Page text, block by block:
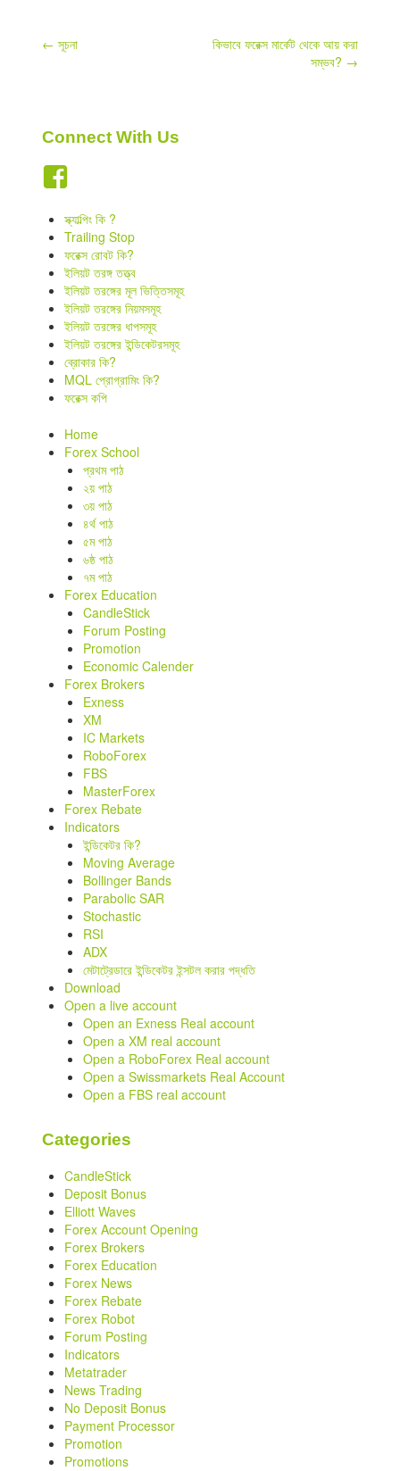
Post
← সূচনা
কিভাবে ফরেক্স মার্কেট থেকে আয় করা
সম্ভব? →
Connect With Us
স্ক্যাল্পিং কি ?
Trailing Stop
ফরেক্স রোবট কি?
ইলিয়ট তরঙ্গ তত্ত্ব
ইলিয়ট তরঙ্গের মূল ভিত্তিসমূহ
ইলিয়ট তরঙ্গের নিয়মসমূহ
ইলিয়ট তরঙ্গের ধাপসমূহ
ইলিয়ট তরঙ্গের ইন্ডিকেটরসমূহ
ব্রোকার কি?
MQL প্রোগ্রামিং কি?
ফরেক্স কপি
Home
Forex School
প্রথম পাঠ
২য় পাঠ
৩য় পাঠ
৪র্থ পাঠ
৫ম পাঠ
৬ষ্ঠ পাঠ
৭ম পাঠ
Forex Education
CandleStick
Forum Posting
Promotion
Economic Calender
Forex Brokers
Exness
XM
IC Markets
RoboForex
FBS
MasterForex
Forex Rebate
Indicators
ইন্ডিকেটর কি?
Moving Average
Bollinger Bands
Parabolic SAR
Stochastic
RSI
ADX
মেটাট্রেডারে ইন্ডিকেটর ইন্সটল করার পদ্ধতি
Download
Open a live account
Open an Exness Real account
Open a XM real account
Open a RoboForex Real account
Open a Swissmarkets Real Account
Open a FBS real account
Categories
CandleStick
Deposit Bonus
Elliott Waves
Forex Account Opening
Forex Brokers
Forex Education
Forex News
Forex Rebate
Forex Robot
Forum Posting
Indicators
Metatrader
News Trading
No Deposit Bonus
Payment Processor
Promotion
Promotions